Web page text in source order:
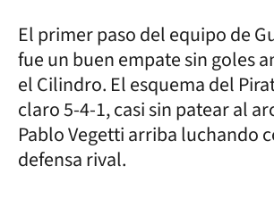
El primer paso del equipo de
fue un buen empate sin goles
el Cilindro. El esquema del
claro 5-4-1, casi sin patear al
Pablo Vegetti arriba luchando
defensa rival.